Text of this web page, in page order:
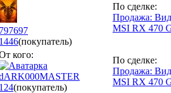
797697
1446(покупатель)
По сделке:
Продажа:
MSI RX 470
кого:
124(покупатель)
По сделке:
Продажа:
MSI RX 470